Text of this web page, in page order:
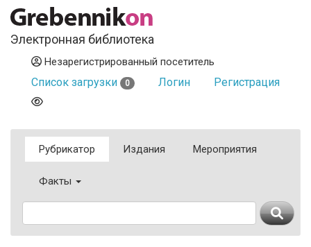
Электронная библиотека
Незарегистрированный посетитель
Список загрузки 0 Логин Регистрация
Рубрикатор Издания Мероприятия
Факты